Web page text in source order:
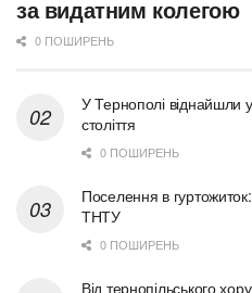
за видатним колегою
0 ПОШИРЕНЬ
У Тернополі віднайшли
століття
0 ПОШИРЕНЬ
Поселення в
ТНТУ
0 ПОШИРЕНЬ
Від тернопільського